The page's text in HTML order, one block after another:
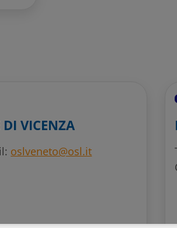
DI VICENZA
oslveneto@osl.it